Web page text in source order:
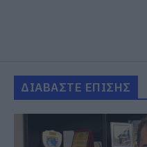
ΔΙΑΒΑΣΤΕ ΕΠΙΣΗΣ